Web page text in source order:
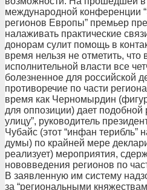
международной конференции
регионов Европы” премьер
налаживать практические
донорам сулит помощь в
время нельзя не отметить, что
исполнительной власти все
болезненное для российской
противоречие по части
время как Черномырдин
для оппозиции) дает подобной
улицу”, руководитель
Чубайс (этот “инфан терибль”
думы) по крайней мере
реализует) мероприятия,
нововведения регионов по
В заявленную им систему
за “региональными